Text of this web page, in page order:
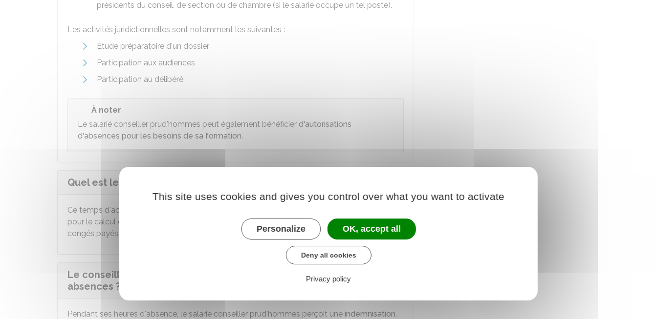
présidents du conseil, de section ou de chambre (si le salarié occupe un tel poste).
Les activités juridictionnelles sont notamment les suivantes :
Étude préparatoire d'un dossier
Participation aux audiences
Participation au délibéré.
À noter
Le salarié conseiller prud'hommes peut également bénéficier d'autorisations
d'absences pour les besoins de sa formation.
Quel est le statut du conseiller prud'hommes pendant ces absences ?
Ce temps d'absence pendant les heures de travail est assimilé à un
pour le calcul des droits du salarié. Par exemple, calcul des droits liés à l'ancienneté ou aux
congés payés.
Le conseiller prud'hommes touche-t-il une rémunération pendant ces
absences ?
Pendant ses heures d'absence, le salarié conseiller prud'hommes perçoit une indemnisation.
This site uses cookies and gives you control over what you want to activate
Personalize OK, accept all
Deny all cookies
Privacy policy